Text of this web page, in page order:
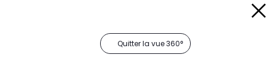
Quitter la vue 360°